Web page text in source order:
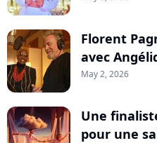
Florent
avec
May 2, 2026
Une
pour une